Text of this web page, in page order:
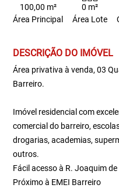
100,00 m²
Área Principal
0 m²
Área Lote
DESCRIÇÃO DO IMÓVEL
Área privativa à venda, 03
Barreiro.
Imóvel residencial com
comercial do barreiro,
drogarias, academias,
outros.
Fácil acesso à R. Joaquim
Próximo à EMEI Barreiro